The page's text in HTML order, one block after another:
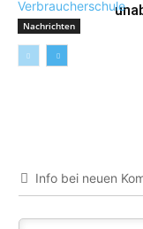
Nachrichten
Info bei neuen